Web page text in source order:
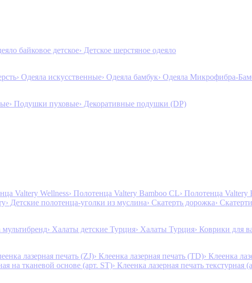
байковое детское› Детское шерстяное одеяло
› Одеяла искусственные› Одеяла бамбук› Одеяла Микрофибра-
› Подушки пуховые› Декоративные подушки (DP)
Valtery Wellness› Полотенца Valtery Bamboo CL› Полотенца Valtery
› Детские полотенца-уголки из муслина› Скатерть дорожка›
› Халаты детские Турция› Халаты Турция› Коврики для
лазерная печать (ZJ)› Клеенка лазерная печать (TD)› Клеенка
на тканевой основе (арт. ST)› Клеенка лазерная печать текстурная